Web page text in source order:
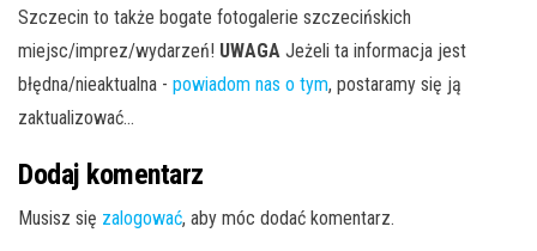
Szczecin to także bogate fotogalerie szczecińskich
miejsc/imprez/wydarzeń! UWAGA Jeżeli ta informacja jest
błędna/nieaktualna - powiadom nas o tym, postaramy się ją
zaktualizować...
Dodaj komentarz
Musisz się zalogować, aby móc dodać komentarz.